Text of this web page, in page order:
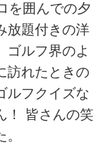
を囲んでの夕
放題付きの洋
ゴルフ界のよ
訪れたときの
ルフクイズな
！ 皆さんの笑